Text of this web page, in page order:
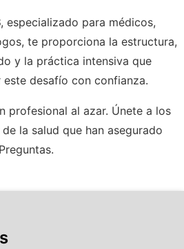
, especializado para médicos,
te proporciona la estructura,
y la práctica intensiva que
este desafío con confianza.
profesional al azar. Únete a los
la salud que han asegurado